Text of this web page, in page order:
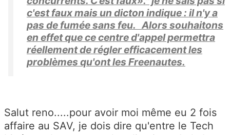
c'est faux mais un dicton indique : il n'y a
pas de fumée sans feu. Alors souhaitons
en effet que ce centre d'appel permettra
réellement de régler efficacement les
problèmes qu'ont les Freenautes.
Salut reno.....pour avoir moi même eu 2 fois
affaire au SAV, je dois dire qu'entre le Tech